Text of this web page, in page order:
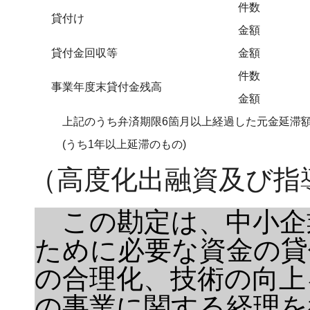
貸付け
件数
金額
貸付金回収等
金額
事業年度末貸付金残高
件数
金額
上記のうち弁済期限6箇月以上経過した元金延滞
(うち1年以上延滞のもの)
（高度化出融資及び
この勘定は、中小
ために必要な資金の
の合理化、技術の向